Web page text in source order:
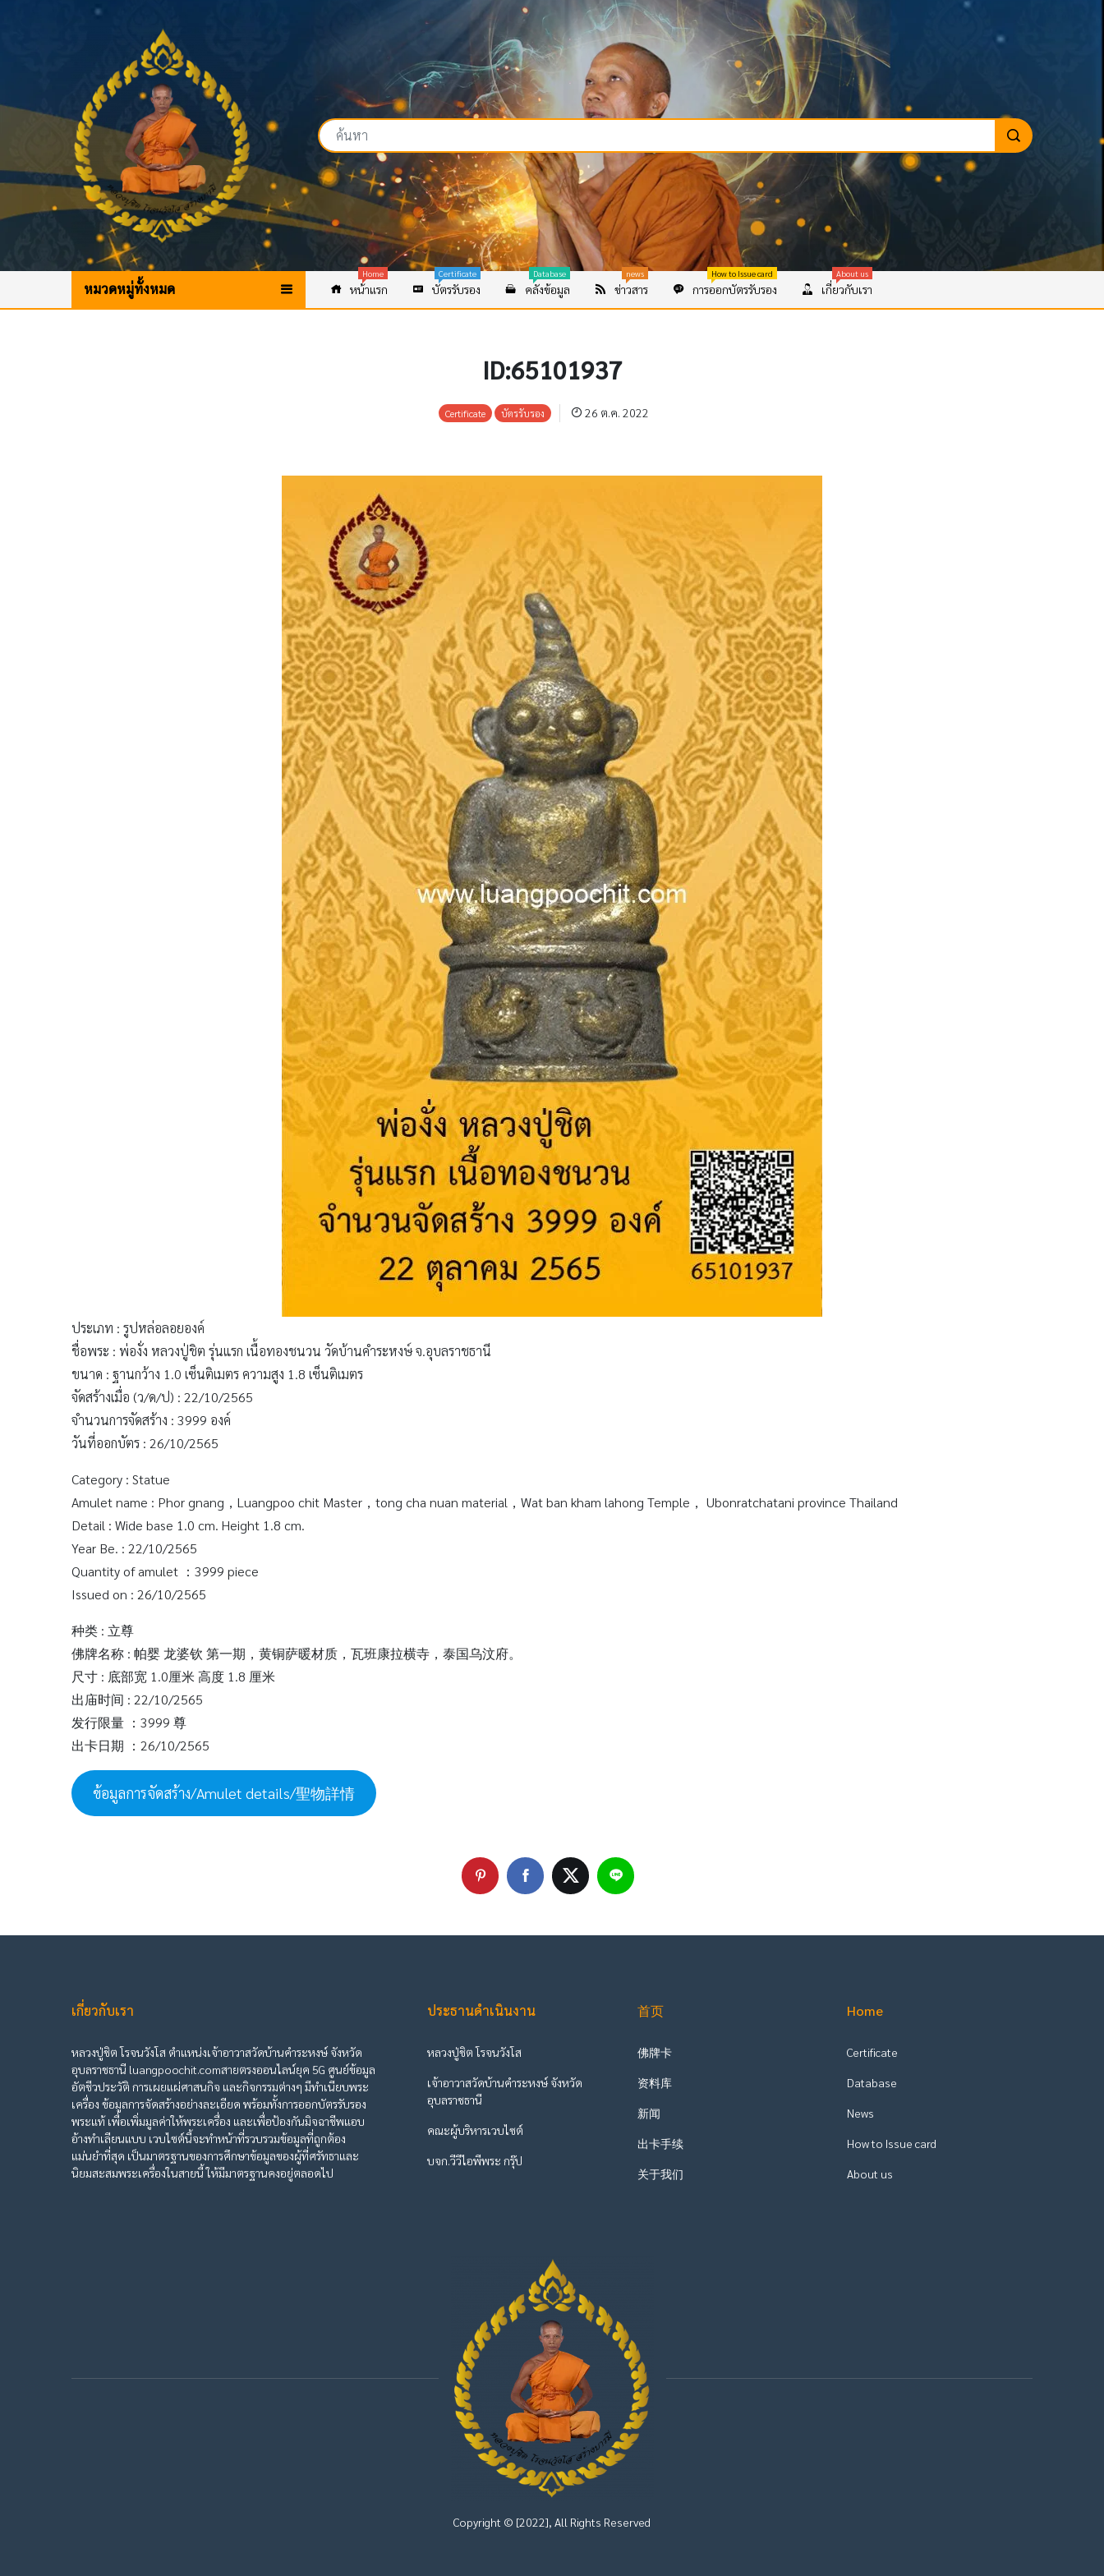
หมวดหมู่ทั้งหมด หน้าแรก
Home
บัตรรับรอง
Certificate
คลังข้อมูล
Database
ข่าวสาร
news
การออกบัตรรับรอง
How to Issue card
เกี่ยวกับเรา
About us
ID:65101937
Certificate บัตรรับรอง 26 ต.ค. 2022
ประเภท : รูปหล่อลอยองค์
ชื่อพระ : พ่องั่ง หลวงปู่ชิต รุ่นแรก เนื้อทองชนวน วัดบ้านคำระหงษ์ จ.อุบลราชธานี
ขนาด : ฐานกว้าง 1.0 เซ็นติเมตร ความสูง 1.8 เซ็นติเมตร
จัดสร้างเมื่อ (ว/ด/ป) : 22/10/2565
จำนวนการจัดสร้าง : 3999 องค์
วันที่ออกบัตร : 26/10/2565
Category : Statue
Amulet name : Phor gnang，Luangpoo chit Master，tong cha nuan material，Wat ban kham lahong Temple， Ubonratchatani province Thailand
Detail : Wide base 1.0 cm. Height 1.8 cm.
Year Be. : 22/10/2565
Quantity of amulet ：3999 piece
Issued on : 26/10/2565
种类 : 立尊
佛牌名称 : 帕婴 龙婆钦 第一期，黄铜萨暖材质，瓦班康拉横寺，泰国乌汶府。
尺寸 : 底部宽 1.0厘米 高度 1.8 厘米
出庙时间 : 22/10/2565
发行限量 ：3999 尊
出卡日期 ：26/10/2565
ข้อมูลการจัดสร้าง/Amulet details/聖物詳情
เกี่ยวกับเรา
หลวงปู่ชิต โรจนวังโส ตำแหน่งเจ้าอาวาสวัดบ้านคำระหงษ์ จังหวัด
อุบลราชธานี luangpoochit.comสายตรงออนไลน์ยุค 5G ศูนย์ข้อมูล
อัตชีวประวัติ การเผยแผ่ศาสนกิจ และกิจกรรมต่างๆ มีทำเนียบพระ
เครื่อง ข้อมูลการจัดสร้างอย่างละเอียด พร้อมทั้งการออกบัตรรับรอง
พระแท้ เพื่อเพิ่มมูลค่าให้พระเครื่อง และเพื่อป้องกันมิจฉาชีพแอบ
อ้างทำเลียนแบบ เวบไซต์นี้จะทำหน้าที่รวบรวมข้อมูลที่ถูกต้อง
แม่นยำที่สุด เป็นมาตรฐานของการศึกษาข้อมูลของผู้ที่ศรัทธาและ
นิยมสะสมพระเครื่องในสายนี้ ให้มีมาตรฐานคงอยู่ตลอดไป
ประธานดำเนินงาน
หลวงปู่ชิต โรจนวังโส
เจ้าอาวาสวัดบ้านคำระหงษ์ จังหวัด
อุบลราชธานี
คณะผู้บริหารเวบไซต์
บจก.วีวีไอพีพระ กรุ๊ป
首页
佛牌卡
资料库
新闻
出卡手续
关于我们
Home
Certificate
Database
News
How to Issue card
About us
Copyright © [2022], All Rights Reserved